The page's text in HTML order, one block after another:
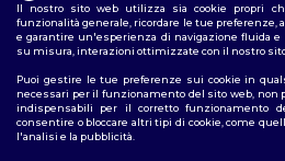
2026. Tutti i diritti riservati
Seguici
Il nostro sito web utilizza sia cookie propri
funzionalità generale, ricordare le tue preferenze,
e garantire un'esperienza di navigazione fluida
su misura, interazioni ottimizzate con il nostro sito
Puoi gestire le tue preferenze sui cookie in
necessari per il funzionamento del sito web, non
indispensabili per il corretto funzionamento
consentire o bloccare altri tipi di cookie, come
l'analisi e la pubblicità.